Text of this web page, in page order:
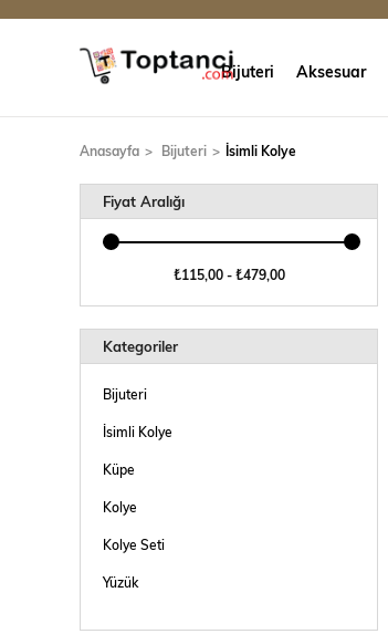
Bijuteri Aksesuar
Anasayfa Bijuteri İsimli Kolye
Fiyat Aralığı
₺115,00 - ₺479,00
Kategoriler
Bijuteri
İsimli Kolye
Küpe
Kolye
Kolye Seti
Yüzük